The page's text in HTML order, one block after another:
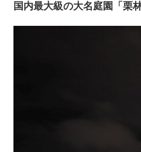
国内最大級の大名庭園「栗